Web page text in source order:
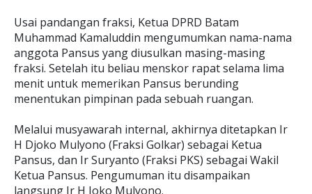
Usai pandangan fraksi, Ketua DPRD Batam
Muhammad Kamaluddin mengumumkan nama-nama
anggota Pansus yang diusulkan masing-masing
fraksi. Setelah itu beliau menskor rapat selama lima
menit untuk memerikan Pansus berunding
menentukan pimpinan pada sebuah ruangan.
Melalui musyawarah internal, akhirnya ditetapkan Ir
H Djoko Mulyono (Fraksi Golkar) sebagai Ketua
Pansus, dan Ir Suryanto (Fraksi PKS) sebagai Wakil
Ketua Pansus. Pengumuman itu disampaikan
langsung Ir H Joko Mulyono.